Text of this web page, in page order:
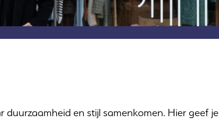
en stijl samenkomen. Hier geef